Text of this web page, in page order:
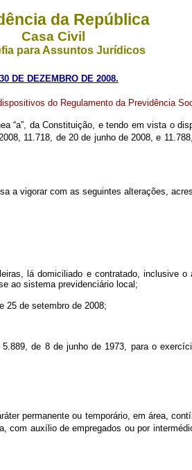
da República
Casa Civil
para Assuntos Jurídicos
DE DEZEMBRO DE 2008.
do Regulamento da Previdência
“a”, da Constituição, e tendo em vista o
11.718, de 20 de junho de 2008, e
a vigorar com as seguintes alterações,
lá domiciliado e contratado, inclusive
ao sistema previdenciário local;
25 de setembro de 2008;
de 8 de junho de 1973, para o
permanente ou temporário, em área,
auxílio de empregados ou por